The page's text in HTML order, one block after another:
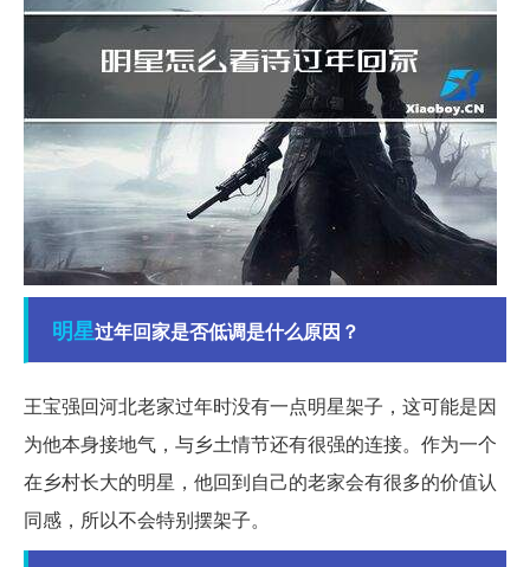
明星过年回家是否低调是什么原因？
王宝强回河北老家过年时没有一点明星架子，这可能是因
为他本身接地气，与乡土情节还有很强的连接。作为一个
在乡村长大的明星，他回到自己的老家会有很多的价值认
同感，所以不会特别摆架子。